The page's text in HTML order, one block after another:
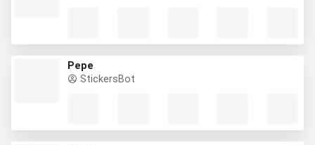
Pepe
StickersBot